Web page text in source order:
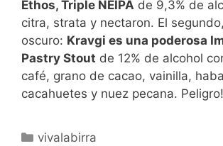
Ethos, Triple NEIPA de 9,3% de
citra, strata y nectaron. El
oscuro: Kravgi es una poderosa
Pastry Stout de 12% de alcohol
café, grano de cacao, vainilla,
cacahuetes y nuez pecana.
Categorías
vivalabirra